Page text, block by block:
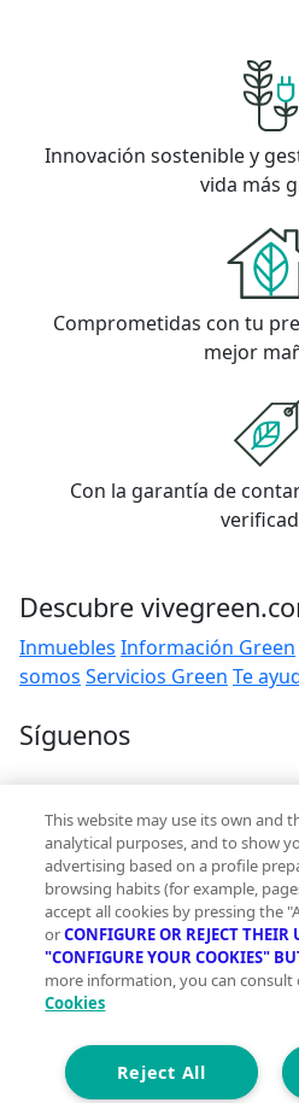
Innovación sostenible y
vida más
Comprometidas con tu
mejor
Con la garantía de
Descubre
Inmuebles Información Green
somos Servicios Green Te
Síguenos
Contacto
hola@vivegreen.com
Aviso Legal
Condiciones de uso
Politica de privacidad
Política de cookies
This website may use its own and
analytical purposes, and to show
advertising based on a profile
browsing habits (for example,
accept all cookies by pressing the
orCONFIGURE OR REJECT THEIR
"CONFIGURE YOUR COOKIES"
more information, you can consult
Cookies
Reject All